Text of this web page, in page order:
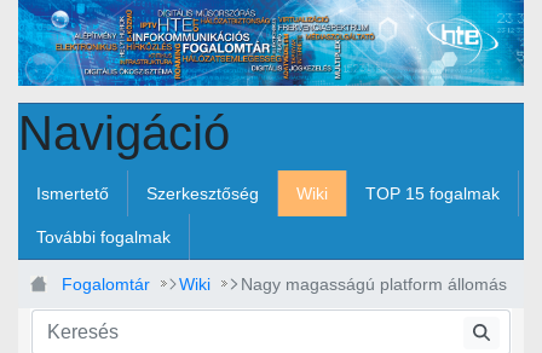
Ugrás a fő tartalomhoz
Navigáció
Ismertető Szerkesztőség Wiki TOP 15 fogalmak
További fogalmak
Fogalomtár Wiki Nagy magasságú platform állomás